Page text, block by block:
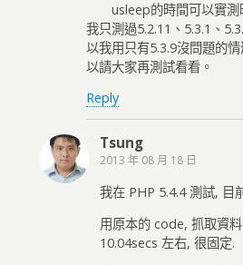
usleep的時間可以實測
我只測過5.2.11、5.3.1、
以我用只有5.3.9沒問題的
以請大家再測試看看。
Reply
Tsung
2013 年 08 月 18 日
我在 PHP 5.4.4 測試, 目
用原本的 code, 抓取資
10.04secs 左右, 很固定.